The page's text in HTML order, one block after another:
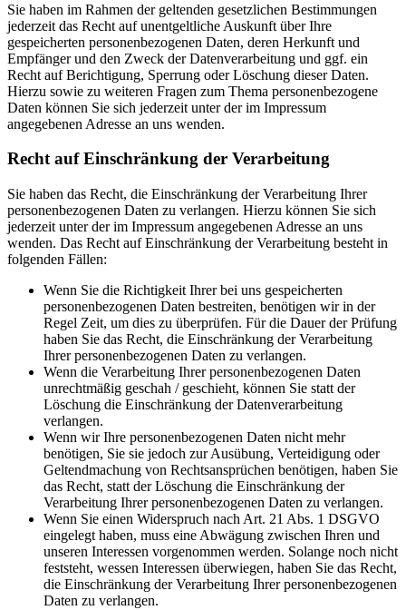
Sie haben im Rahmen der geltenden gesetzlichen Bestimmungen
jederzeit das Recht auf unentgeltliche Auskunft über Ihre
gespeicherten personenbezogenen Daten, deren Herkunft und
Empfänger und den Zweck der Datenverarbeitung und ggf. ein
Recht auf Berichtigung, Sperrung oder Löschung dieser Daten.
Hierzu sowie zu weiteren Fragen zum Thema personenbezogene
Daten können Sie sich jederzeit unter der im Impressum
angegebenen Adresse an uns wenden.
Recht auf Einschränkung der Verarbeitung
Sie haben das Recht, die Einschränkung der Verarbeitung Ihrer
personenbezogenen Daten zu verlangen. Hierzu können Sie sich
jederzeit unter der im Impressum angegebenen Adresse an uns
wenden. Das Recht auf Einschränkung der Verarbeitung besteht in
folgenden Fällen:
Wenn Sie die Richtigkeit Ihrer bei uns gespeicherten
personenbezogenen Daten bestreiten, benötigen wir in der
Regel Zeit, um dies zu überprüfen. Für die Dauer der Prüfung
haben Sie das Recht, die Einschränkung der Verarbeitung
Ihrer personenbezogenen Daten zu verlangen.
Wenn die Verarbeitung Ihrer personenbezogenen Daten
unrechtmäßig geschah / geschieht, können Sie statt der
Löschung die Einschränkung der Datenverarbeitung
verlangen.
Wenn wir Ihre personenbezogenen Daten nicht mehr
benötigen, Sie sie jedoch zur Ausübung, Verteidigung oder
Geltendmachung von Rechtsansprüchen benötigen, haben Sie
das Recht, statt der Löschung die Einschränkung der
Verarbeitung Ihrer personenbezogenen Daten zu verlangen.
Wenn Sie einen Widerspruch nach Art. 21 Abs. 1 DSGVO
eingelegt haben, muss eine Abwägung zwischen Ihren und
unseren Interessen vorgenommen werden. Solange noch nicht
feststeht, wessen Interessen überwiegen, haben Sie das Recht,
die Einschränkung der Verarbeitung Ihrer personenbezogenen
Daten zu verlangen.